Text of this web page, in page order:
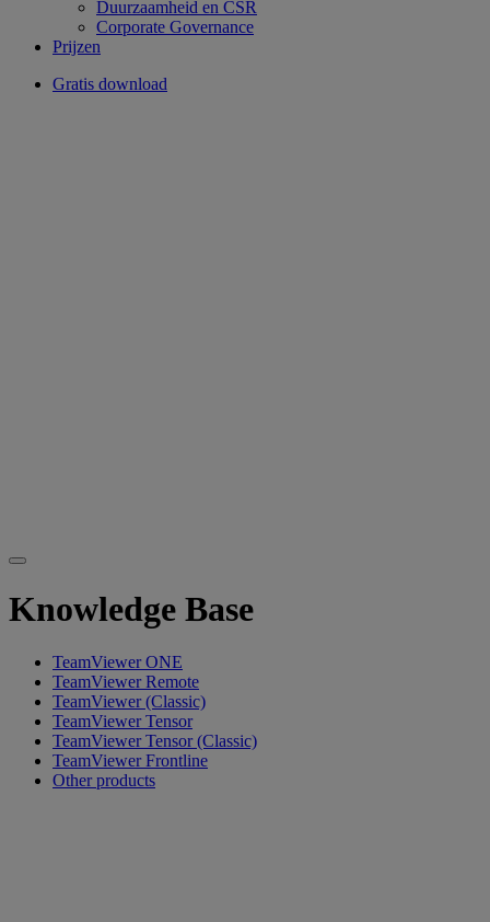
Duurzaamheid en CSR
Corporate Governance
Prijzen
Gratis download
Knowledge Base
TeamViewer ONE
TeamViewer Remote
TeamViewer (Classic)
TeamViewer Tensor
TeamViewer Tensor (Classic)
TeamViewer Frontline
Other products